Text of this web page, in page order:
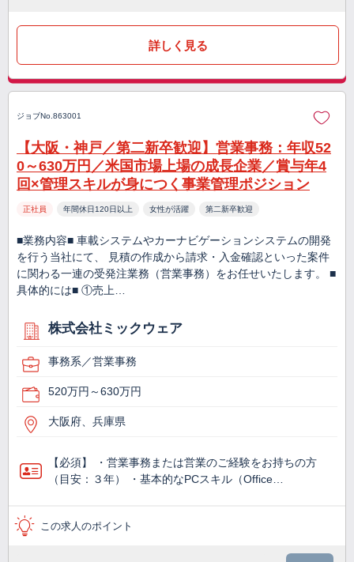
詳しく見る
ジョブNo.863001
【大阪・神戸／第二新卒歓迎】営業事務：年収52
0～630万円／米国市場上場の成長企業／賞与年4
回×管理スキルが身につく事業管理ポジション
正社員 年間休日120日以上 女性が活躍 第二新卒歓迎
■業務内容■ 車載システムやカーナビゲーションシステムの開発
を行う当社にて、 見積の作成から請求・入金確認といった案件
に関わる一連の受発注業務（営業事務）をお任せいたします。 ■
具体的には■ ①売上…
株式会社ミックウェア
事務系／営業事務
520万円～630万円
大阪府、兵庫県
【必須】 ・営業事務または営業のご経験をお持ちの方
（目安：３年） ・基本的なPCスキル（Office…
この求人のポイント